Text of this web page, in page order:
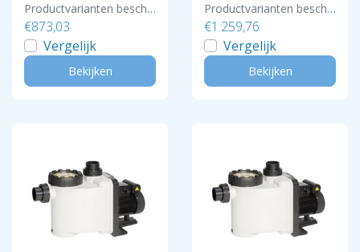
Productvarianten beschikbaar
€873,03
Vergelijk
Bekijken
Productvarianten beschikbaar
€1.259,76
Vergelijk
Bekijken